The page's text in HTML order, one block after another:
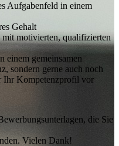
Aufgabenfeld in einem
Gehalt
motivierten, qualifizierten
einem gemeinsamen
sondern gerne auch noch
Ihr Kompetenzprofil vor
die Sie
Vielen Dank!